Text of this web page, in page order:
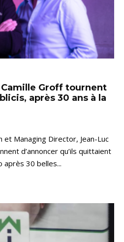
Groff tournent
après 30 ans à la
et Managing Director, Jean-Luc
d’annoncer qu’ils quittaient
après 30 belles...